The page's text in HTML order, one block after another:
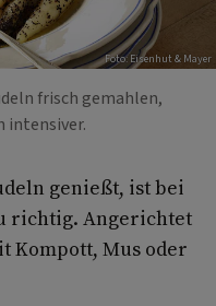
Foto: Eisenhut & Mayer
frisch gemahlen,
intensiver.
genießt, ist bei
richtig. Angerichtet
Kompott, Mus oder